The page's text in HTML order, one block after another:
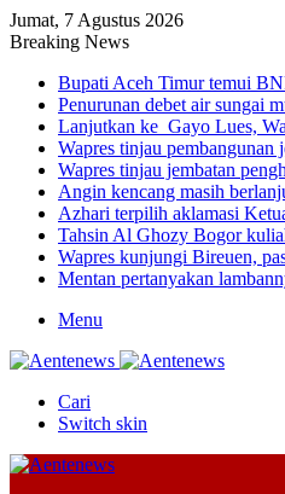
Jumat, 7 Agustus 2026
Breaking News
Bupati Aceh Timur temui
Penurunan debet air sungai
Lanjutkan ke Gayo Lues,
Wapres tinjau pembangunan
Wapres tinjau jembatan
Angin kencang masih
Azhari terpilih aklamasi
Tahsin Al Ghozy Bogor
Wapres kunjungi Bireuen,
Mentan pertanyakan
Menu
Cari
Switch skin